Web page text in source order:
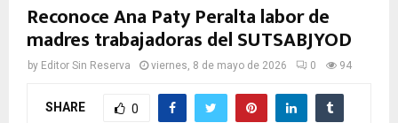
Reconoce Ana Paty Peralta labor de
madres trabajadoras del SUTSABJYOD
by Editor Sin Reserva viernes, 8 de mayo de 2026 0 94
SHARE 0